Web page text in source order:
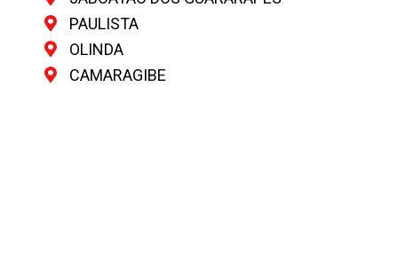
PAULISTA
OLINDA
CAMARAGIBE